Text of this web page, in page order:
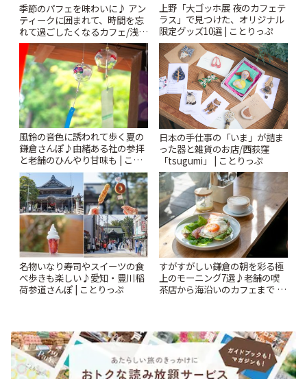
季節のパフェを味わいに♪ アン
ティークに囲まれて、時間を忘
れて過ごしたくなるカフェ/浅草
「annorum cafe」 | ことりっぷ
上野「大ゴッホ展 夜のカフェテ
ラス」で見つけた、オリジナル
限定グッズ10選 | ことりっぷ
風鈴の音色に誘われて歩く夏の
鎌倉さんぽ♪由緒ある社の参拝
と老舗のひんやり甘味も | こと
りっぷ
日本の手仕事の「いま」が詰ま
った器と雑貨のお店/西荻窪
「tsugumi」 | ことりっぷ
名物いなり寿司やスイーツの食
べ歩きも楽しい♪愛知・豊川稲
荷参道さんぽ | ことりっぷ
すがすがしい鎌倉の朝を彩る極
上のモーニング7選♪老舗の喫
茶店から海沿いのカフェまで |